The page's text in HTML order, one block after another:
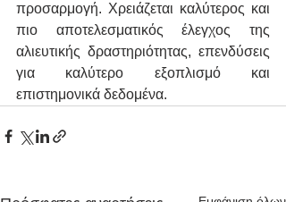
προσαρμογή. Χρειάζεται καλύτερος και
πιο αποτελεσματικός έλεγχος της
αλιευτικής δραστηριότητας, επενδύσεις
για καλύτερο εξοπλισμό και
επιστημονικά δεδομένα.